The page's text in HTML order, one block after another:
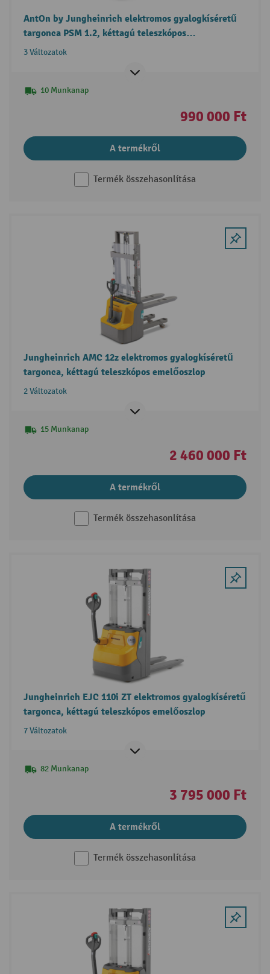
AntOn by Jungheinrich elektromos gyalogkíséretű
targonca PSM 1.2, kéttagú teleszkópos
emelőoszloppal, teherbírás 1 200 kg
3 Változatok
10 Munkanap
990 000 Ft
A termékről
Termék összehasonlítása
Jungheinrich AMC 12z elektromos gyalogkíséretű
targonca, kéttagú teleszkópos emelőoszlop
2 Változatok
15 Munkanap
2 460 000 Ft
A termékről
Termék összehasonlítása
Jungheinrich EJC 110i ZT elektromos gyalogkíséretű
targonca, kéttagú teleszkópos emelőoszlop
7 Változatok
82 Munkanap
3 795 000 Ft
A termékről
Termék összehasonlítása